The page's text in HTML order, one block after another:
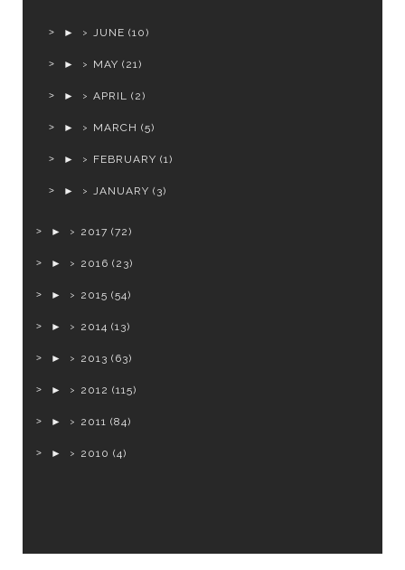
► JUNE (10)
► MAY (21)
► APRIL (2)
► MARCH (5)
► FEBRUARY (1)
► JANUARY (3)
► 2017 (72)
► 2016 (23)
► 2015 (54)
► 2014 (13)
► 2013 (63)
► 2012 (115)
► 2011 (84)
► 2010 (4)